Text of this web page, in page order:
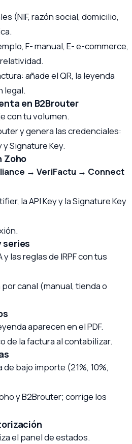
(NIF, razón social, domicilio,
F- manual, E- e-commerce,
añade el QR, la leyenda
legal.
en B2Brouter
con tu volumen.
y genera las credenciales:
y Signature Key.
Zoho
→ VeriFactu → Connect
la API Key y la Signature Key
series
las reglas de IRPF con tus
canal (manual, tienda o
aparecen en el PDF.
de la factura al contabilizar.
bajo importe (21%, 10%,
y B2Brouter; corrige los
el panel de estados.